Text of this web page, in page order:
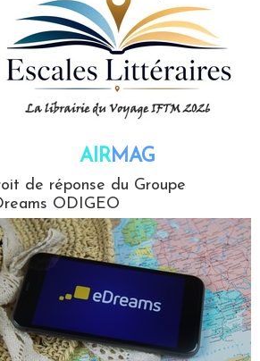
AIRMAG
de réponse du Groupe
ODIGEO